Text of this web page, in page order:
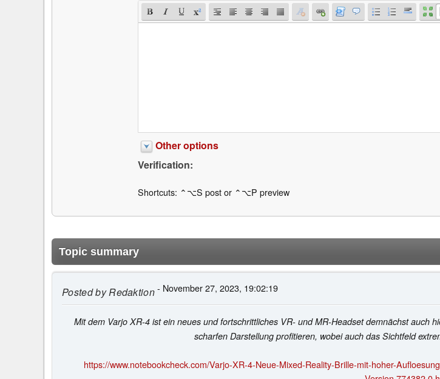
Other options
Verification:
Shortcuts: ⌃⌥S post or ⌃⌥P preview
Topic summary
Posted byRedaktion- November 27, 2023, 19:02:19
Mit dem Varjo XR-4 ist ein neues und fortschrittliches VR- und MR-Headset demnächst auch
scharfen Darstellung profitieren, wobei auch das Sichtfeld
https://www.notebookcheck.com/Varjo-XR-4-Neue-Mixed-Reality-Brille-mit-hoher-